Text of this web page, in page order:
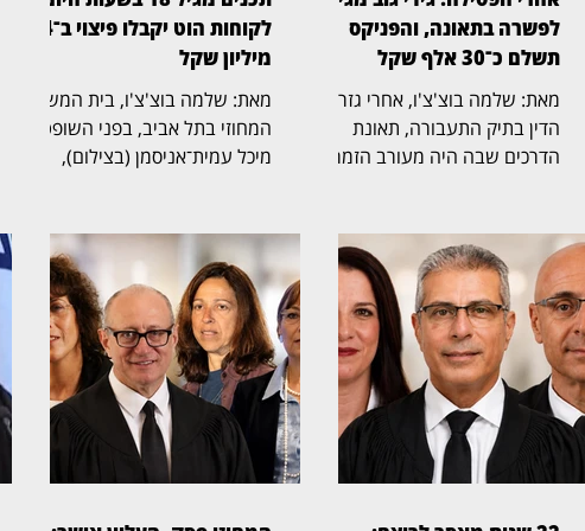
לפשרה בתאונה, והפניקס
תשלם כ־30 אלף שקל
מאת: שלמה בוצ'צ'ו, אחרי גזר
הדין בתיק התעבורה, תאונת
הדרכים שבה היה מעורב הזמר
לתביעות קטנות בתל אביב, בפני
הרשם הבכיר מיכאל שמפל
(בצילום), נתן תוקף של פסק דין
להסדר פשרה, שלפיו חברת
הביטוח הפניקס תשלם את מלוא
סכום התביעה, ולא סכום מופחת,
29,364 שקל, בגין נזק שנגרם
לאחד מכלי הרכב שנפגעו
בתאונה. ההליך האזרחי נולד
לקוחות הוט יקבלו פיצוי ב־4
מיליון שקל
מאת: שלמה בוצ'צ'ו, בית המשפט
המחוזי בתל אביב, בפני השופטת
מיכל עמית־אניסמן (בצילום),
שנטען כי בשעות היום שודרו
בערוציה תכנים שאינם מיועדים
לילדים. במסגרת ההסדר, הוט
תעניק ללקוחות הטלוויזיה שלה
הטבות בשווי כולל של 4 מיליון
שקל. ההליך נפתח על ידי שני
קטינים, באמצעות אימם, בטענה
כי החברה אפשרה חשיפה של
ילדים לתכנים שסווגו לצפייה מגיל